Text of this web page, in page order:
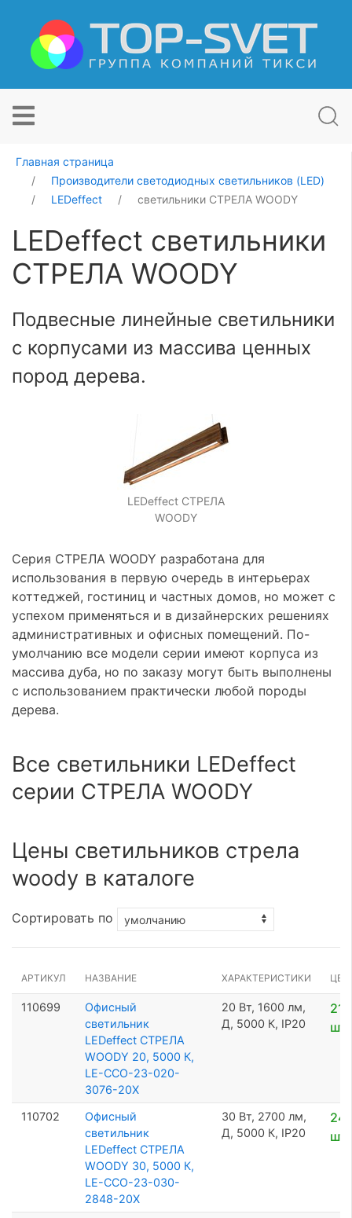
Главная страница
Производители светодиодных светильников (LED)
LEDeffect
светильники СТРЕЛА WOODY
LEDeffect светильники
СТРЕЛА WOODY
Подвесные линейные светильники
с корпусами из массива ценных
пород дерева.
LEDeffect СТРЕЛА
WOODY
Серия СТРЕЛА WOODY разработана для
использования в первую очередь в интерьерах
коттеджей, гостиниц и частных домов, но может с
успехом применяться и в дизайнерских решениях
административных и офисных помещений. По-
умолчанию все модели серии имеют корпуса из
массива дуба, но по заказу могут быть выполнены
с использованием практически любой породы
дерева.
Все светильники LEDeffect
серии СТРЕЛА WOODY
Цены светильников стрела
woody в каталоге
Сортировать по
АРТИКУЛ НАЗВАНИЕ ХАРАКТЕРИСТИКИ
110699
Офисный
светильник
LEDeffect СТРЕЛА
WOODY 20, 5000 К,
LE-ССО-23-020-
3076-20Х
20 Вт, 1600 лм,
Д, 5000 К, IP20
21
шт
110702
Офисный
светильник
LEDeffect СТРЕЛА
WOODY 30, 5000 К,
LE-ССО-23-030-
2848-20Х
30 Вт, 2700 лм,
Д, 5000 К, IP20
24
шт